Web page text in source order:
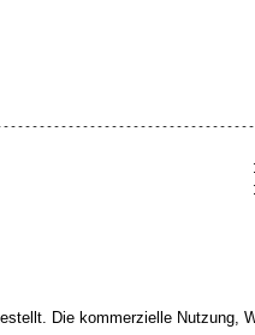
Die kommerzielle